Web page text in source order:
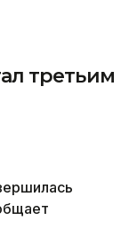
третьим